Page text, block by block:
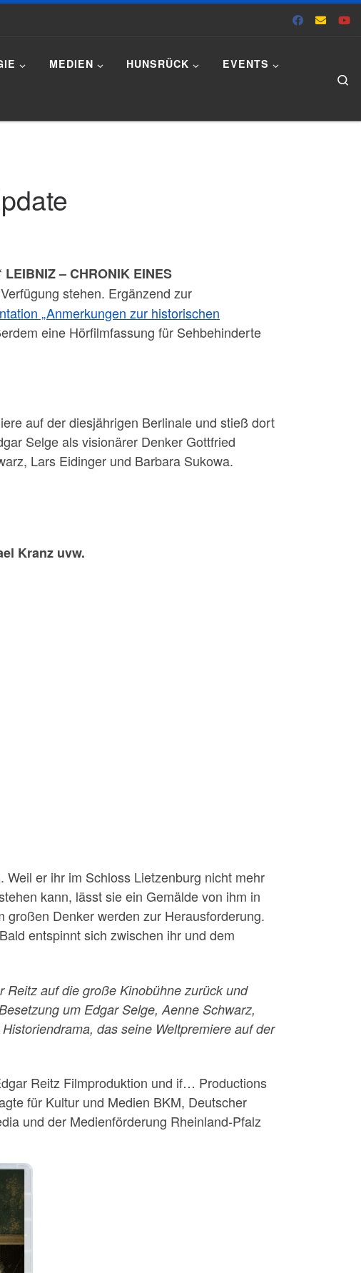
MEDIEN HUNSRÜCK EVENTS
LEIBNIZ – CHRONIK EINES
stehen. Ergänzend zur
„Anmerkungen zur historischen
eine Hörfilmfassung für Sehbehinderte
auf der diesjährigen Berlinale und stieß dort
Selge als visionärer Denker Gottfried
Lars Eidinger und Barbara Sukowa.
Kranz uvw.
er ihr im Schloss Lietzenburg nicht mehr
kann, lässt sie ein Gemälde von ihm in
Denker werden zur Herausforderung.
entspinnt sich zwischen ihr und dem
auf die große Kinobühne zurück und
um Edgar Selge, Aenne Schwarz,
das seine Weltpremiere auf der
Reitz Filmproduktion und if… Productions
für Kultur und Medien BKM, Deutscher
und der Medienförderung Rheinland-Pfalz